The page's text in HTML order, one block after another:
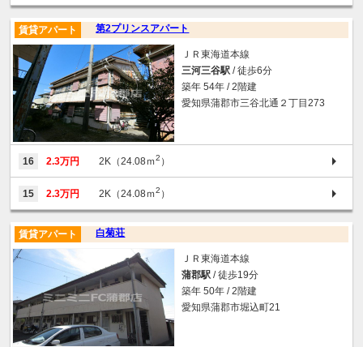
第2プリンスアパート
賃貸アパート
ＪＲ東海道本線
三河三谷駅 / 徒歩6分
築年 54年 / 2階建
愛知県蒲郡市三谷北通２丁目273
16 2.3万円 2K（24.08ｍ2 ）
15 2.3万円 2K（24.08ｍ2 ）
白菊荘
賃貸アパート
ＪＲ東海道本線
蒲郡駅 / 徒歩19分
築年 50年 / 2階建
愛知県蒲郡市堀込町21